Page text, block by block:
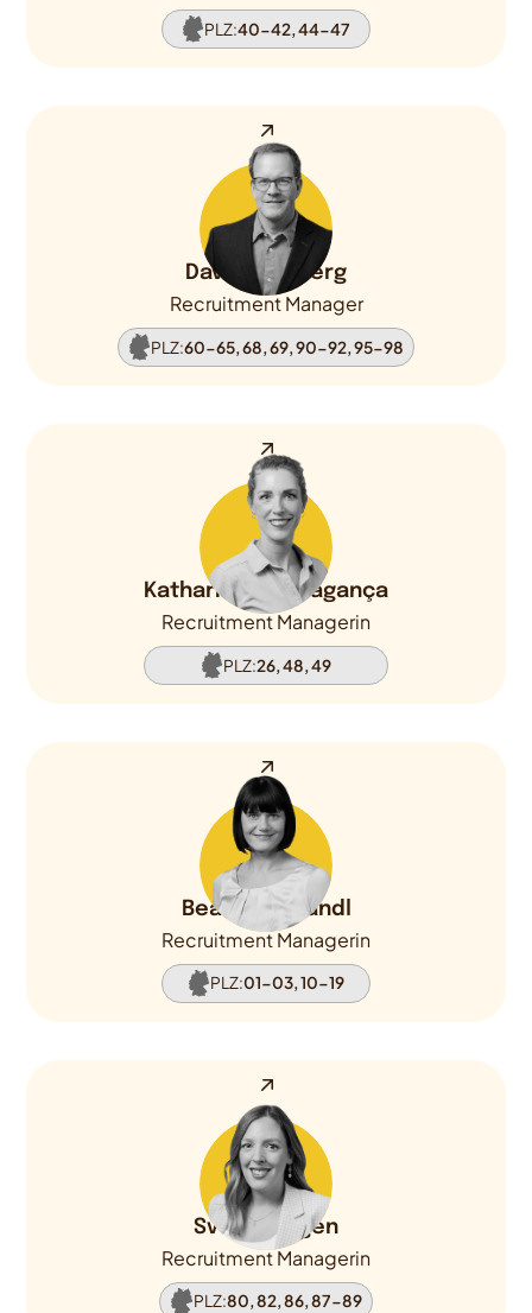
PLZ:40-42, 44-47
David Vomberg
Recruitment Manager
PLZ:60-65, 68, 69, 90-92, 95-98
Katharina de Bragança
Recruitment Managerin
PLZ:26, 48, 49
Beatrice Grandl
Recruitment Managerin
PLZ:01-03, 10-19
Svenja Hagen
Recruitment Managerin
PLZ:80, 82, 86, 87-89